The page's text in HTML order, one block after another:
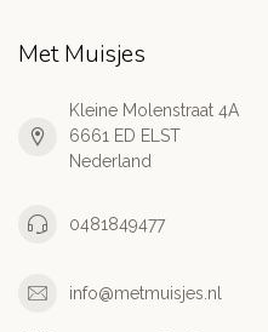
Met Muisjes
Kleine Molenstraat 4A
6661 ED ELST
Nederland
0481849477
info@metmuisjes.nl